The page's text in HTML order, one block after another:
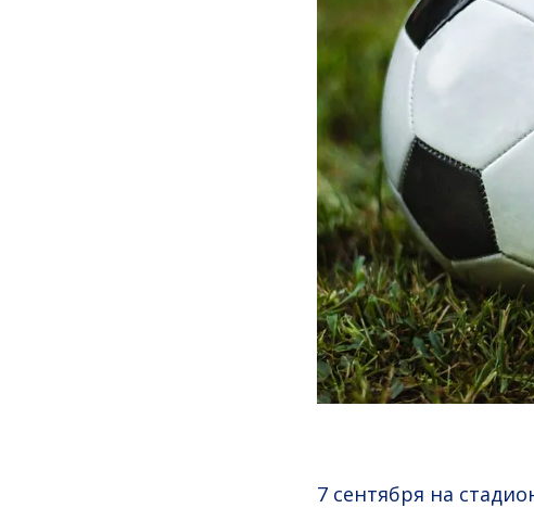
7 сентября на